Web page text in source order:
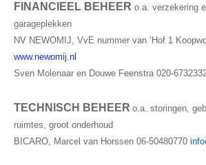
Verzekeringen
Klachtenmeldpunt
VVE Parkeergarage
Ander nieuws
FINANCIEEL BEHEER o.a. verzekering
garageplekken
NV NEWOMIJ, VvE nummer van ‘Hof 1
www.newomij.nl
Sven Molenaar en Douwe Feenstra 020-
TECHNISCH BEHEER o.a. storingen,
ruimtes, groot onderhoud
BICARO, Marcel van Horssen 06-50480770